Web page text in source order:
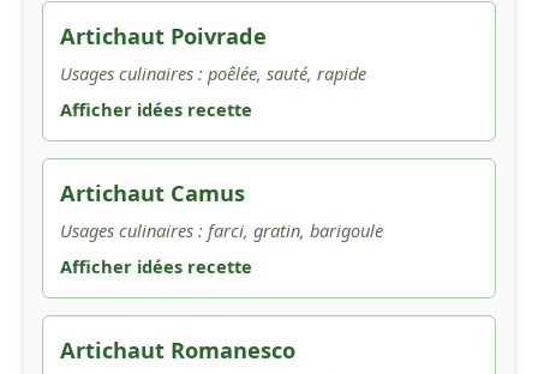
Artichaut Poivrade
Usages culinaires : poêlée, sauté, rapide
Afficher idées recette
Artichaut Camus
Usages culinaires : farci, gratin, barigoule
Afficher idées recette
Artichaut Romanesco